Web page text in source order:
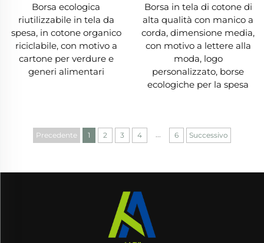
palestra, una borsa in tela garantisce che i tuoi
oggetti rimangano al sicuro e asciutti.
II. Applicazioni pratiche delle borse in tela
per una borsa in tela: le sue dimensioni
scomparti per separare carne, latticini e prodotti
ortofrutticoli. A differenza della plastica (che si
Borsa ecologica
riutilizzabile in tela da
spesa, in cotone organico
riciclabile, con motivo a
cartone per verdure e
generi alimentari
Borsa in tela di cotone di
alta qualità con manico a
corda, dimensione media,
con motivo a lettere alla
moda, logo
personalizzato, borse
ecologiche per la spesa
Precedente 1 2 3 4 ... 6 Successivo